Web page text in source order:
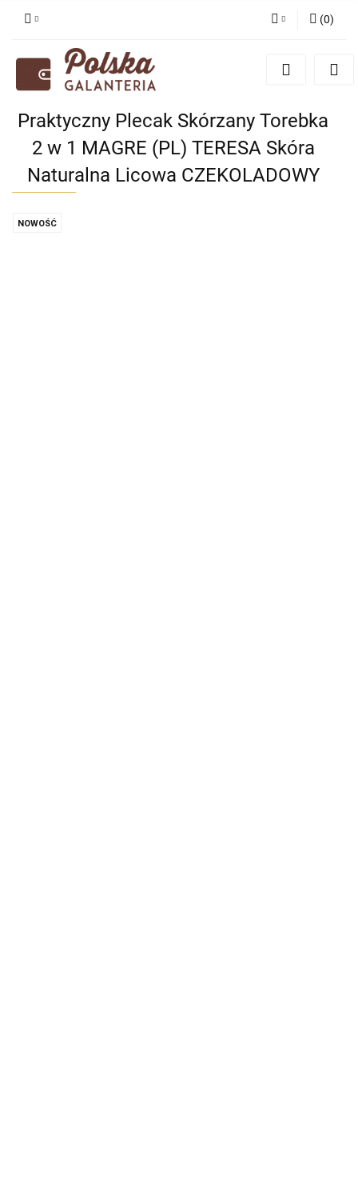
Zaloguj się
Zgody cookies
(0)
Praktyczny Plecak Skórzany Torebka
2 w 1 MAGRE (PL) TERESA Skóra
Naturalna Licowa CZEKOLADOWY
NOWOŚĆ